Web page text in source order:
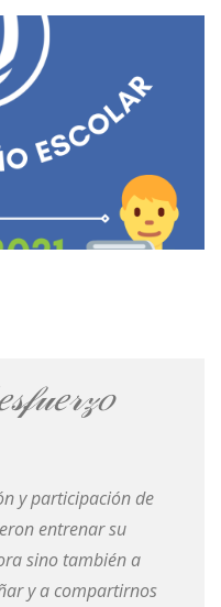
y participación de
entrenar su
sino también a
y a compartirnos